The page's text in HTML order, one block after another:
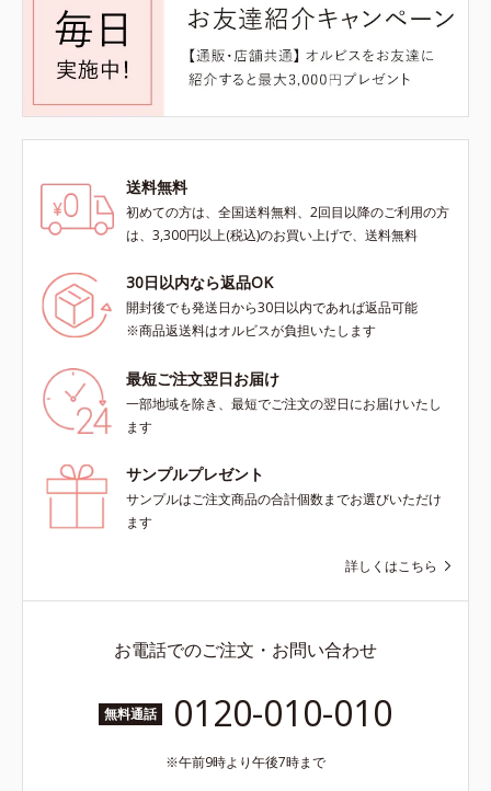
送料無料
初めての方は、全国送料無料、2回目以降のご利用の方
は、3,300円以上(税込)のお買い上げで、送料無料
30日以内なら返品OK
開封後でも発送日から30日以内であれば返品可能
※商品返送料はオルビスが負担いたします
最短ご注文翌日お届け
一部地域を除き、最短でご注文の翌日にお届けいたし
ます
サンプルプレゼント
サンプルはご注文商品の合計個数までお選びいただけ
ます
詳しくはこちら
お電話でのご注文・お問い合わせ
無料通話 0120-010-010
午前9時より午後7時まで